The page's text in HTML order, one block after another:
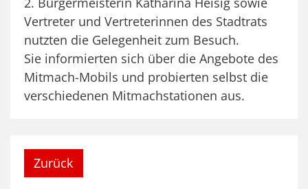
Vertreter und Vertreterinnen des Stadtrats
nutzten die Gelegenheit zum Besuch.
Sie informierten sich über die Angebote des
Mitmach-Mobils und probierten selbst die
verschiedenen Mitmachstationen aus.
Zurück